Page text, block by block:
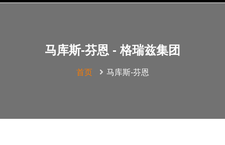
马库斯-芬恩 - 格瑞兹集团
首页 马库斯-芬恩